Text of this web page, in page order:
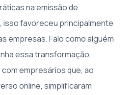
na emissão de
isso favoreceu principalmente
empresas. Falo como alguém
essa transformação,
empresários que, ao
online, simplificaram